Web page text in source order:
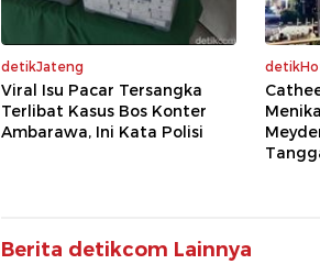
detikJateng
Viral Isu Pacar Tersangka
Terlibat Kasus Bos Konter
Ambarawa, Ini Kata Polisi
Berita detikcom Lainnya